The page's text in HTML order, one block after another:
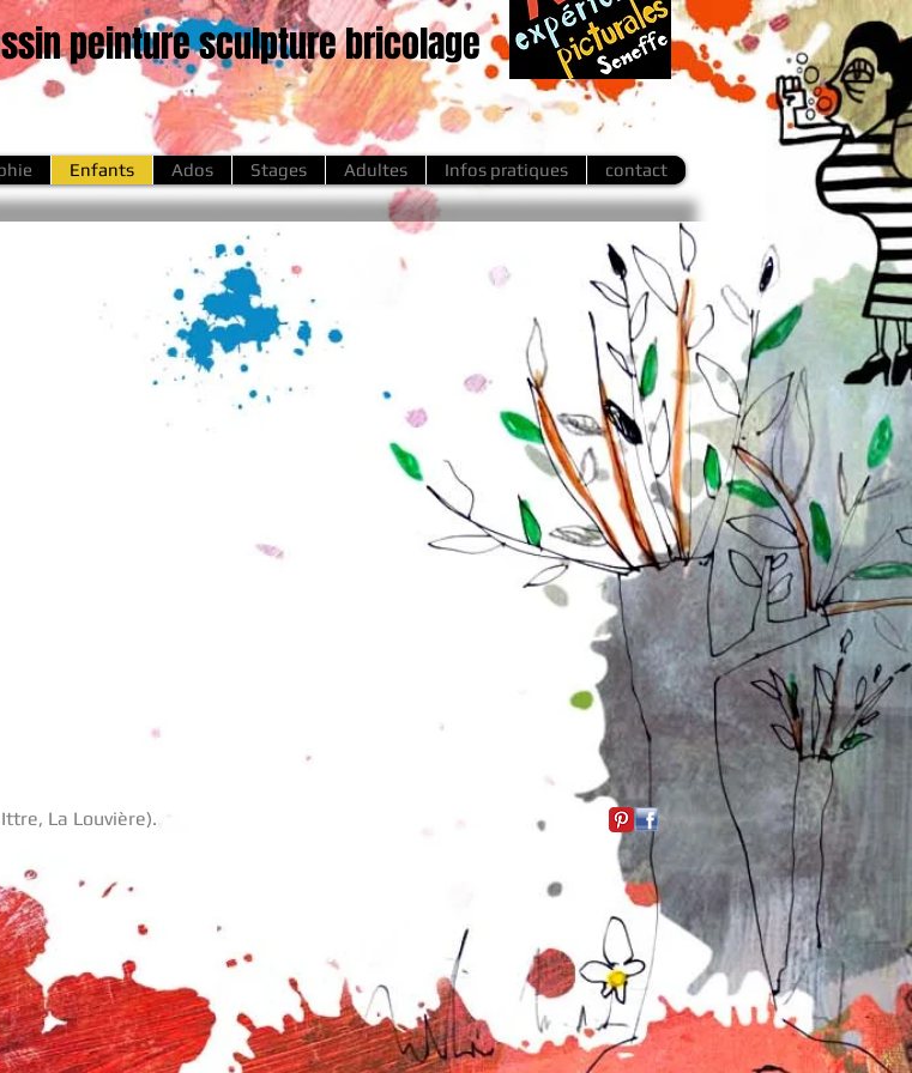
peinture sculpture bricolage
Enfants Ados Stages Adultes Infos pratiques contact
La Louvière).